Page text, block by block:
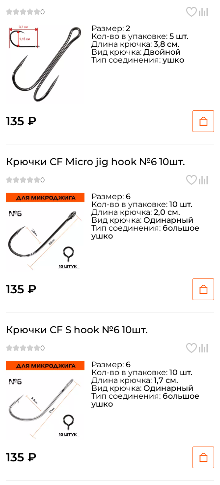
135 ₽
Размер: 2
Кол-во в упаковке: 5 шт.
Длина крючка: 3,8 см.
Вид крючка: Двойной
Тип соединения: ушко
Крючки CF Micro jig hook №6 10шт.
135 ₽
Размер: 6
Кол-во в упаковке: 10 шт.
Длина крючка: 2,0 см.
Вид крючка: Одинарный
Тип соединения: большое
ушко
Крючки CF S hook №6 10шт.
135 ₽
Размер: 6
Кол-во в упаковке: 10 шт.
Длина крючка: 1,7 см.
Вид крючка: Одинарный
Тип соединения: большое
ушко